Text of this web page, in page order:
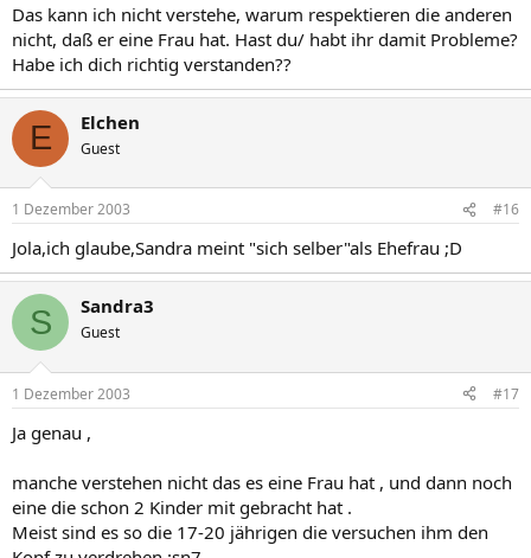
Das kann ich nicht verstehe, warum respektieren die anderen
nicht, daß er eine Frau hat. Hast du/ habt ihr damit Probleme?
Habe ich dich richtig verstanden??
E Elchen
Guest
1 Dezember 2003 #16
Jola,ich glaube,Sandra meint "sich selber"als Ehefrau ;D
S Sandra3
Guest
1 Dezember 2003 #17
Ja genau ,
manche verstehen nicht das es eine Frau hat , und dann noch
eine die schon 2 Kinder mit gebracht hat .
Meist sind es so die 17-20 jährigen die versuchen ihm den